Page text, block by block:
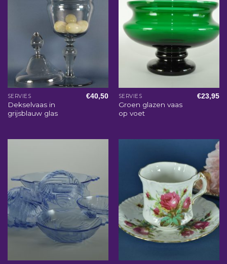
SERVIES
Dekselvaas in
grijsblauw glas
€40,50 SERVIES
Groen glazen vaas
op voet
€23,95